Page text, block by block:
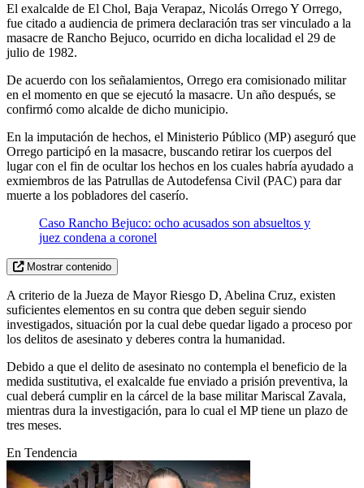
El exalcalde de El Chol, Baja Verapaz, Nicolás Orrego Y Orrego,
fue citado a audiencia de primera declaración tras ser vinculado a la
masacre de Rancho Bejuco, ocurrido en dicha localidad el 29 de
julio de 1982.
De acuerdo con los señalamientos, Orrego era comisionado militar
en el momento en que se ejecutó la masacre. Un año después, se
confirmó como alcalde de dicho municipio.
En la imputación de hechos, el Ministerio Público (MP) aseguró que
Orrego participó en la masacre, buscando retirar los cuerpos del
lugar con el fin de ocultar los hechos en los cuales habría ayudado a
exmiembros de las Patrullas de Autodefensa Civil (PAC) para dar
muerte a los pobladores del caserío.
Caso Rancho Bejuco: ocho acusados son absueltos y
juez condena a coronel
Mostrar contenido
A criterio de la Jueza de Mayor Riesgo D, Abelina Cruz, existen
suficientes elementos en su contra que deben seguir siendo
investigados, situación por la cual debe quedar ligado a proceso por
los delitos de asesinato y deberes contra la humanidad.
Debido a que el delito de asesinato no contempla el beneficio de la
medida sustitutiva, el exalcalde fue enviado a prisión preventiva, la
cual deberá cumplir en la cárcel de la base militar Mariscal Zavala,
mientras dura la investigación, para lo cual el MP tiene un plazo de
tres meses.
En Tendencia